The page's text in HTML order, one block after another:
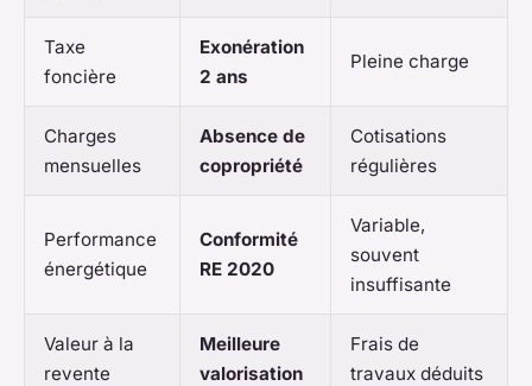
Taxe
foncière
Exonération
2 ans
Pleine charge
Charges
mensuelles
Absence de
copropriété
Cotisations
régulières
Performance
énergétique
Conformité
RE 2020
Variable,
souvent
insuffisante
Valeur à la
revente
Meilleure
valorisation
Frais de
travaux déduits